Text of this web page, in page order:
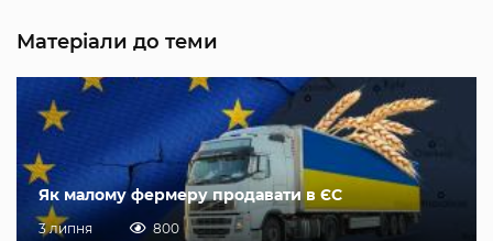
Матеріали до теми
Як малому фермеру продавати в ЄС
3 липня 800